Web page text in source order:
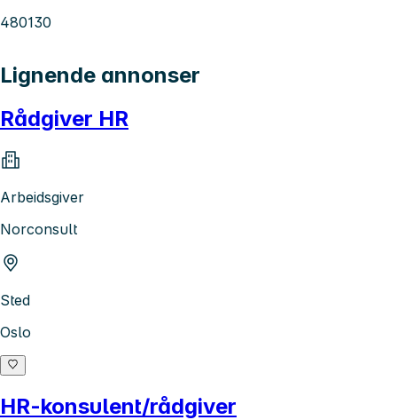
480130
Lignende annonser
Rådgiver HR
Arbeidsgiver
Norconsult
Sted
Oslo
HR-konsulent/rådgiver